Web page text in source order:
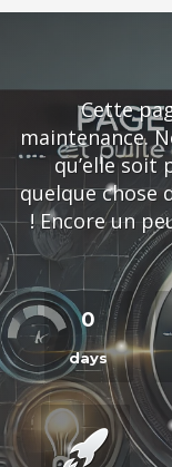
Cette
maintenance.
qu’elle soit
quelque chose
! Encore un
0
days